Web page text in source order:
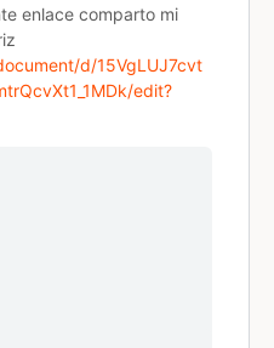
enlace comparto mi
d/15VgLUJ7cvt
edit?